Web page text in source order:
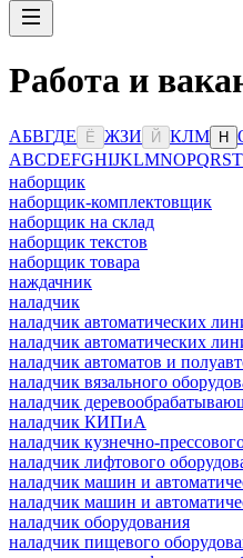
Работа и
АБВГДЕ Ё ЖЗИ Й КЛМ Н
ABCDEFGHIJKLMNOPQRST
наборщик
наборщик-комплектовщик
наборщик на склад
наборщик текстов
наборщик товара
наждачник
наладчик
наладчик автоматических
наладчик автоматических
наладчик автоматов и
наладчик вязального
наладчик
наладчик КИПиА
наладчик кузнечно-
наладчик лифтового
наладчик машин и
наладчик машин и
наладчик оборудования
наладчик пищевого